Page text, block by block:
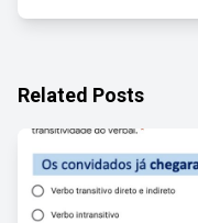
Related Posts